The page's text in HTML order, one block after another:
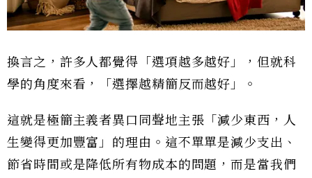
換言之，許多人都覺得「選項越多越好」，但就科
學的角度來看，「選擇越精簡反而越好」。
這就是極簡主義者異口同聲地主張「減少東西，人
生變得更加豐富」的理由。這不單單是減少支出、
節省時間或是降低所有物成本的問題，而是當我們